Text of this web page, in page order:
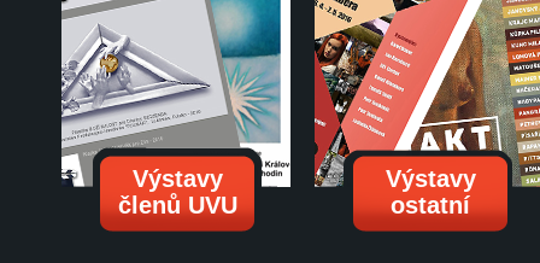
Výstavy
členů UVU
Výstavy
ostatní